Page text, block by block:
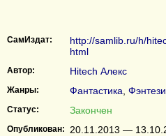
СамИздат:
http://samlib.ru/h/
html
Автор: Hitech Алекс
Жанры: Фантастика Фэнтези
Статус: Закончен
Опубликован: 20.11.2013 —